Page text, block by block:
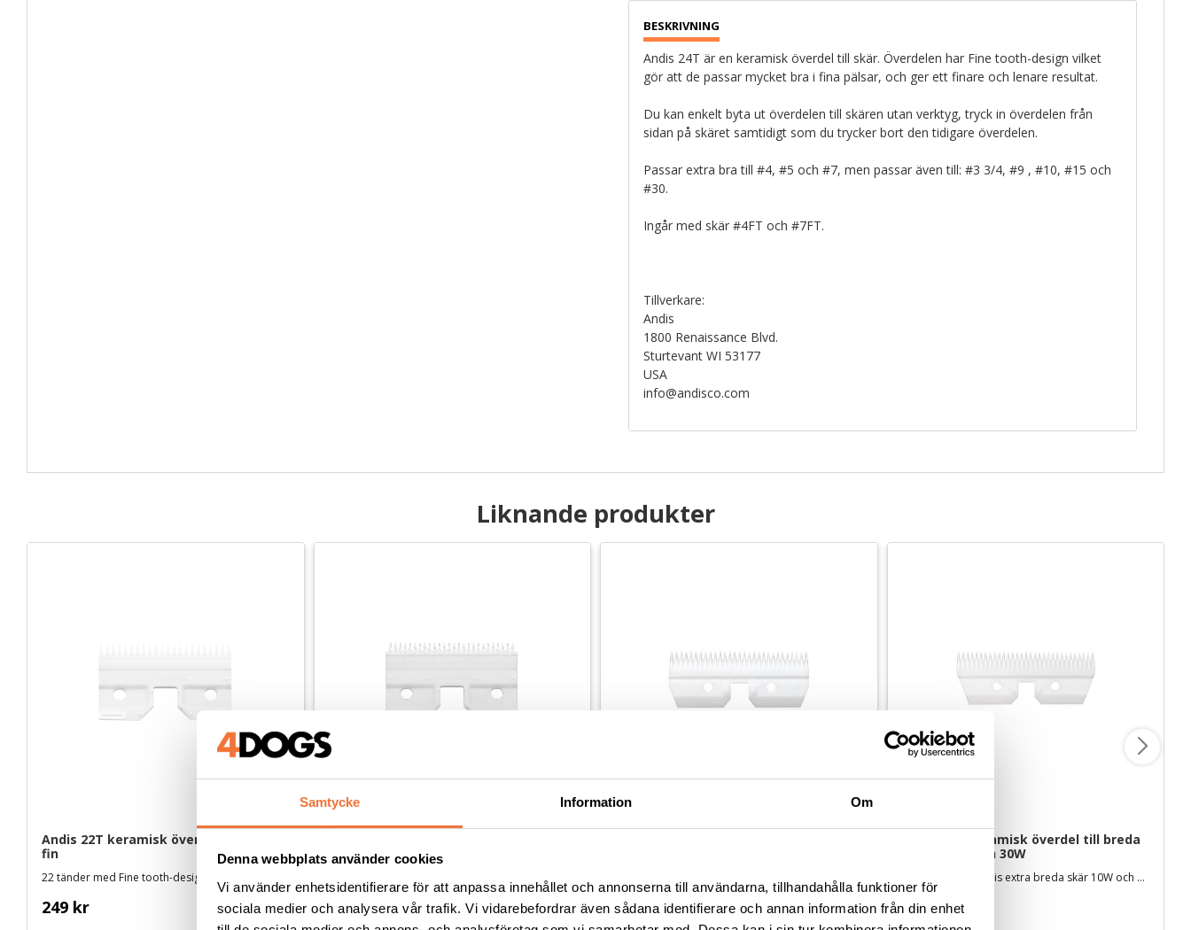
Samtycke Information Om
Denna webbplats använder cookies
Vi använder enhetsidentifierare för att anpassa innehållet och annonserna till användarna, tillhandahålla funktioner för
sociala medier och analysera vår trafik. Vi vidarebefordrar även sådana identifierare och annan information från din enhet
Andis 24T är en keramisk överdel till skär. Överdelen har Fine tooth-design vilket
gör att de passar mycket bra i fina pälsar, och ger ett finare och lenare resultat.
Du kan enkelt byta ut överdelen till skären utan verktyg, tryck in överdelen från
sidan på skäret samtidigt som du trycker bort den tidigare överdelen.
Passar extra bra till #4, #5 och #7, men passar även till: #3 3/4, #9 , #10, #15 och
#30.
Ingår med skär #4FT och #7FT.
Tillverkare:
Andis
1800 Renaissance Blvd.
Sturtevant WI 53177
USA
info@andisco.com
Liknande produkter
Andis 22T keramisk överdel till skär -
fin
22 tänder med Fine tooth-design
249 kr
Ultra fin
249kr 249kr
Andis 31T keramisk överdel till breda
skär - 10W och 30W
31 tänder, för Andis extra breda skär 10W och 30W
249kr